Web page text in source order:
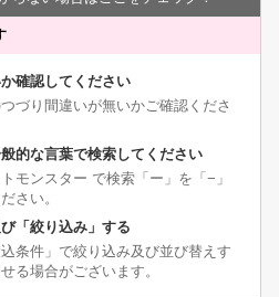
確認してください
づり間違いが無いかご確認くださ
的な言葉で検索してください
ンスター で検索「ー」を「−」
さい。
「絞り込み」する
条件」で絞り込み及び並び替えす
る場合がございます。